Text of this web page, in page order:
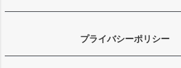
プライバシーポリシー